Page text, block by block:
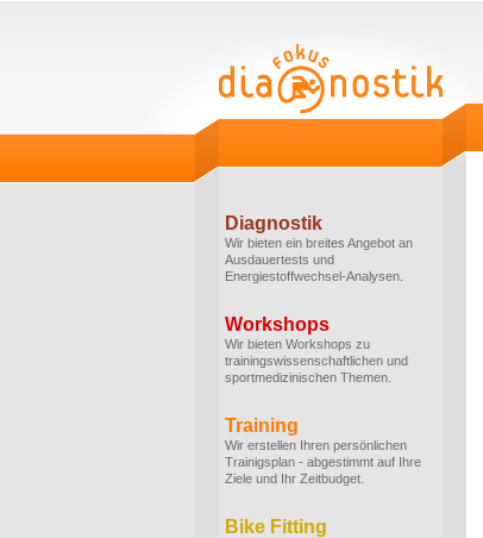
Diagnostik
Wir bieten ein breites Angebot an
Ausdauertests und
Energiestoffwechsel-Analysen.
Workshops
Wir bieten Workshops zu
trainingswissenschaftlichen und
sportmedizinischen Themen.
Training
Wir erstellen Ihren persönlichen
Trainigsplan - abgestimmt auf Ihre
Ziele und Ihr Zeitbudget.
Bike Fitting